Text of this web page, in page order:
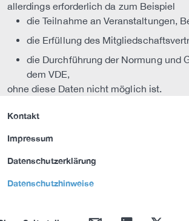
allerdings erforderlich da zum Beispiel
die Teilnahme an Veranstaltungen,
die Erfüllung des
die Durchführung der Normung und
dem VDE,
ohne diese Daten nicht möglich ist.
Kontakt
Impressum
Datenschutzerklärung
Datenschutzhinweise